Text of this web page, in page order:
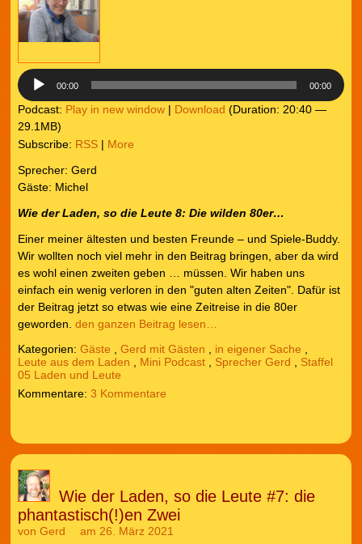
00:00 00:00
Podcast: Play in new window| Download (Duration: 20:40 —
29.1MB)
Subscribe: RSS| More
Sprecher: Gerd
Gäste: Michel
Wie der Laden, so die Leute8: Die wilden 80er…
Einer meiner ältesten und besten Freunde – und Spiele-Buddy.
Wir wollten noch viel mehr in den Beitrag bringen, aber da wird
es wohl einen zweiten geben … müssen. Wir haben uns
einfach ein wenig verloren in den "guten alten Zeiten". Dafür ist
der Beitrag jetzt so etwas wie eine Zeitreise in die 80er
geworden. den ganzen Beitrag lesen…
Kategorien: Gäste Gerd mit Gästen in eigener Sache
Leute aus dem Laden
Mini Podcast, Sprecher Gerd
Staffel
05 Laden und Leute
3 Kommentare
Wie der Laden, so die Leute #7: die
phantastisch(!)en Zwei
von Gerd am 26. März 2021